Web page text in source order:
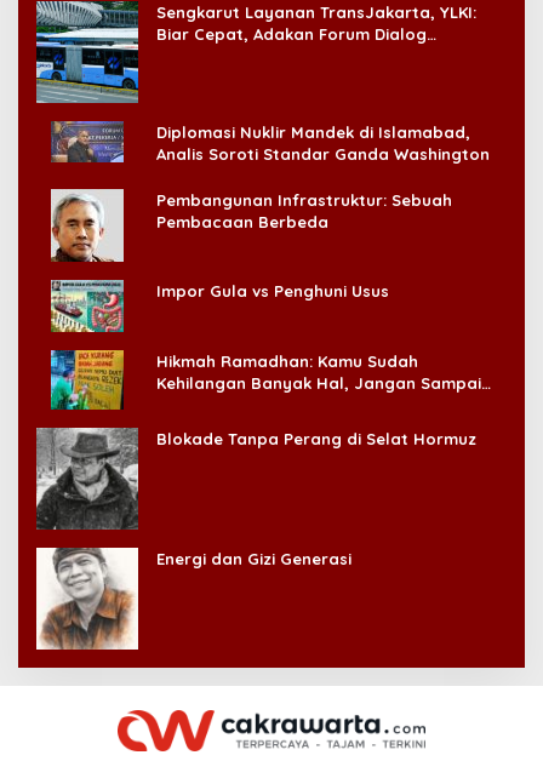
Sengkarut Layanan TransJakarta, YLKI:
Biar Cepat, Adakan Forum Dialog
Diplomasi Nuklir Mandek di Islamabad,
Analis Soroti Standar Ganda Washington
Pembangunan Infrastruktur: Sebuah
Pembacaan Berbeda
Impor Gula vs Penghuni Usus
Hikmah Ramadhan: Kamu Sudah
Kehilangan Banyak Hal, Jangan Sampai
Blokade Tanpa Perang di Selat Hormuz
Energi dan Gizi Generasi